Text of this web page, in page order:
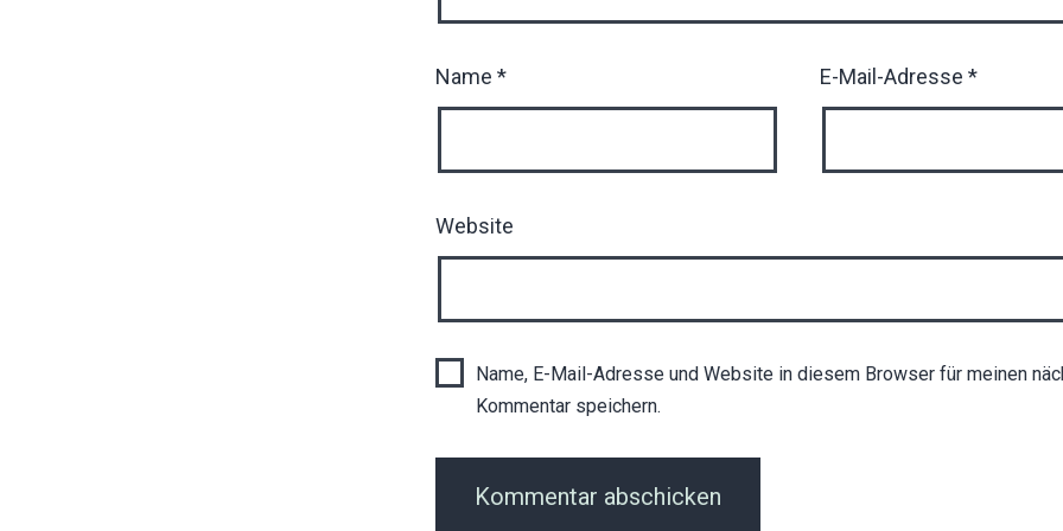
Name * E-Mail-Adresse *
Website
Name, E-Mail-Adresse und Website in diesem Browser für meinen
Kommentar speichern.